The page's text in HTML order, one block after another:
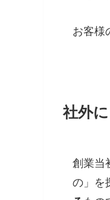
お客様
社外
創業当
の」を